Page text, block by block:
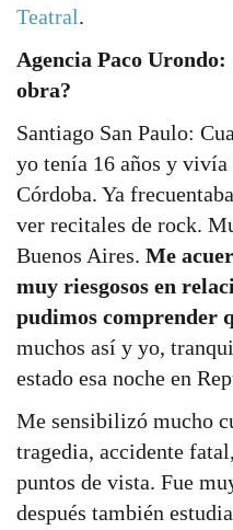
Teatral.
Agencia Paco
obra?
Santiago San Paulo:
yo tenía 16 años y
Córdoba. Ya
ver recitales de rock.
Buenos Aires. Me
muy riesgosos en
pudimos comprender
muchos así y yo,
estado esa noche en
Me sensibilizó mucho
tragedia, accidente
puntos de vista. Fue
después también